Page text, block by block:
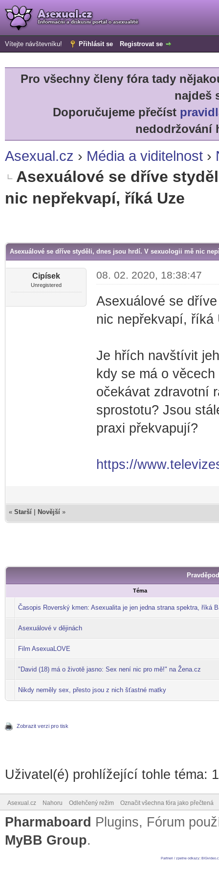
Vítejte návštevníku! Přihlásit se Registrovat se
Pro všechny členy fóra tady
najdeš
Doporučujeme přečíst
nedodržování
Asexual.cz › Média a viditelnost ›
Asexuálové se dříve
nic nepřekvapí, říká Uze
Asexuálové se dříve styděli, dnes jsou hrdí. V sexuologii mě nic
Cipísek
Unregistered
08. 02. 2020, 18:38:47
Asexuálové se
nic nepřekvapí, říká
Je hřích navštívit
kdy se má o
očekávat zdravotní
sprostotu? Jsou
praxi překvapují?
https://
« Starší Novější »
Téma
Časopis Roverský kmen: Asexualita je jen jedna strana spektra, říká
Asexuálové v dějinách
Film AsexuaLOVE
"David (18) má o životě jasno: Sex není nic pro mě!" na Žena.cz
Nikdy neměly sex, přesto jsou z nich šťastné matky
Zobrazit verzi pro tisk
Uživatel(é) prohlížející tohle téma:
Asexual.cz Nahoru Odlehčený režim Označit všechna fóra jako přečtená
Pharmaboard Plugins, Fórum
MyBB Group.
Partneri / zpetne odkazy: